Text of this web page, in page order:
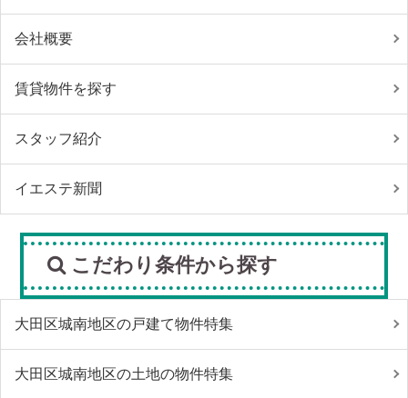
会社概要
賃貸物件を探す
スタッフ紹介
イエステ新聞
こだわり条件から探す
大田区城南地区の戸建て物件特集
大田区城南地区の土地の物件特集